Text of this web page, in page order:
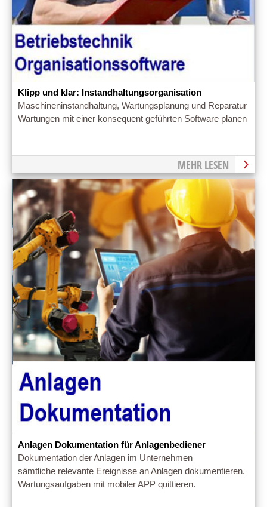
Klipp und klar: Instandhaltungsorganisation
Maschineninstandhaltung, Wartungsplanung und Reparatur
Wartungen mit einer konsequent geführten Software planen
MEHR LESEN
Anlagen Dokumentation für Anlagenbediener
Dokumentation der Anlagen im Unternehmen
sämtliche relevante Ereignisse an Anlagen dokumentieren.
Wartungsaufgaben mit mobiler APP quittieren.